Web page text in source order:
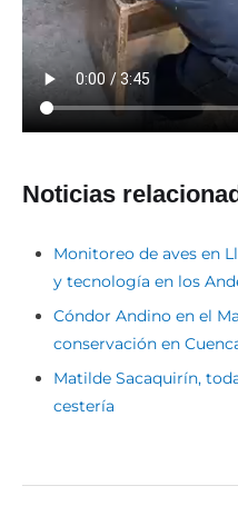
Noticias
Monitoreo de aves en
y tecnología en los
Cóndor Andino en el
conservación en
Matilde Sacaquirín,
cestería